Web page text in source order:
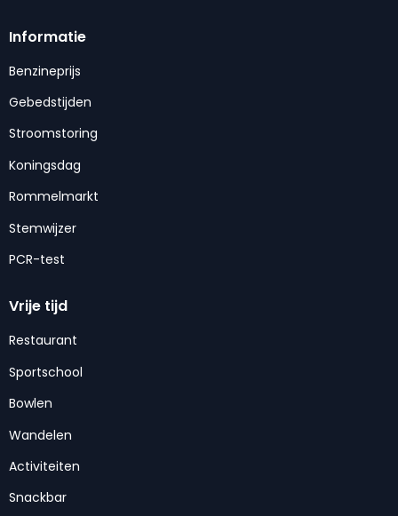
Informatie
Benzineprijs
Gebedstijden
Stroomstoring
Koningsdag
Rommelmarkt
Stemwijzer
PCR-test
Vrije tijd
Restaurant
Sportschool
Bowlen
Wandelen
Activiteiten
Snackbar